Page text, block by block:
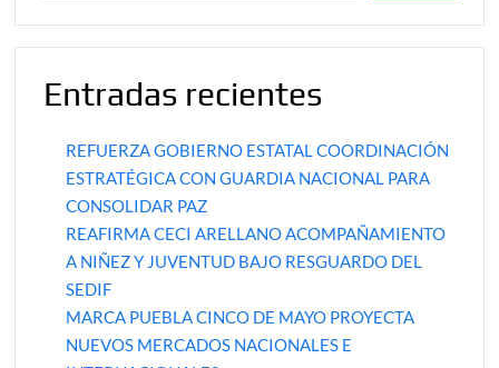
Entradas recientes
REFUERZA GOBIERNO ESTATAL COORDINACIÓN
ESTRATÉGICA CON GUARDIA NACIONAL PARA
CONSOLIDAR PAZ
REAFIRMA CECI ARELLANO ACOMPAÑAMIENTO
A NIÑEZ Y JUVENTUD BAJO RESGUARDO DEL
SEDIF
MARCA PUEBLA CINCO DE MAYO PROYECTA
NUEVOS MERCADOS NACIONALES E